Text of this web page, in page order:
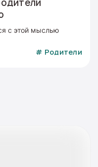
с этой мыслью
# Родители